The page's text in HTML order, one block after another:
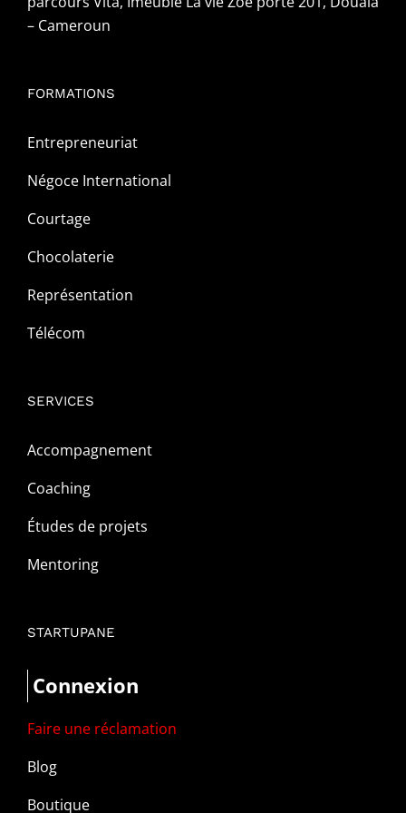
– Cameroun
FORMATIONS
Entrepreneuriat
Négoce International
Courtage
Chocolaterie
Représentation
Télécom
SERVICES
Accompagnement
Coaching
Études de projets
Mentoring
STARTUPANE
Connexion
Faire une réclamation
Blog
Boutique